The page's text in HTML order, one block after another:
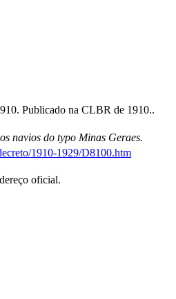
Publicado na CLBR de 1910..
navios do typo Minas Geraes.
1910-1929/D8100.htm
oficial.